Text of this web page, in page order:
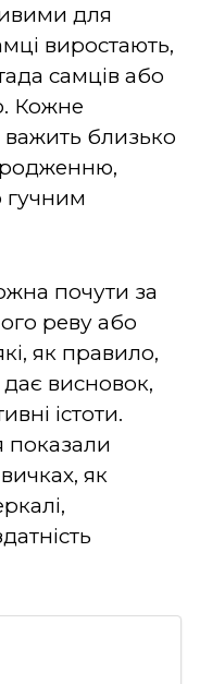
для
виростають,
самців або
Кожне
близько
гучним
почути за
реву або
як правило,
висновок,
істоти.
показали
як